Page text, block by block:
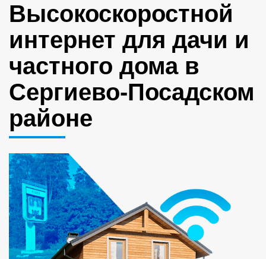
Высокоскоростной
интернет для дачи и
частного дома в
Сергиево-Посадском
районе